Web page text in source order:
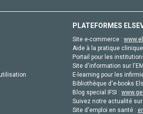
PLATEFORMES
Site e-commerce :
Aide à la pratique
Portail pour les
Site d'information sur
E-learning pour les
Bibliothèque d'e-books
Blog special IFSI :
Suivez notre actualité
Site d'emploi en santé :